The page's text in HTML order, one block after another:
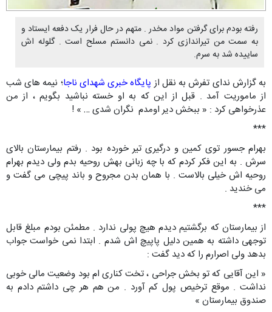
رفته بودم برای گرفتن مواد مخدر . متهم در حال فرار یک دفعه ایستاد و
به سمت من تیراندازی کرد . نمی دانستم مسلح است . گلوله اش
ساییده شد به سرم.
به گزارش ندای تفرش به نقل از پایگاه خبری شهدای ناجا؛ نیمه های شب
از ماموریت آمد . قبل از این که به او خسته نباشید بگویم ، از من
عذرخواهی کرد : « ببخش دیر اومدم نگران شدی … » !
***
بهرام جسور توی کمین و درگیری تیر خورده بود . رفتم بیمارستان بالای
سرش . به این فکر کردم که با چه زبانی بهش روحیه بدم ولی دیدم بهرام
روحیه اش خیلی بالاست . با همان بدن مجروح و باند پیچی می گفت و
می خندید .
***
از بیمارستان که برگشتیم دیدم هیچ پولی ندارد . مطمئن بودم مبلغ قابل
توجهی داشته به همین دلیل پاپیچ اش شدم . ابتدا نمی خواست جواب
بدهد ولی اصرارم را که دید گفت :
« این آقایی که تو بخش جراحی ، تخت کناری ام بود وضعیت مالی خوبی
نداشت . موقع ترخیص پول کم آورد . من هم هر چی داشتم دادم به
صندوق بیمارستان »